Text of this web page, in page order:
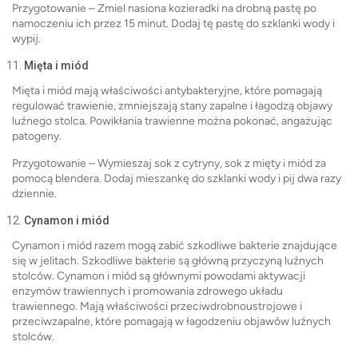
Przygotowanie – Zmiel nasiona kozieradki na drobną pastę po
namoczeniu ich przez 15 minut. Dodaj tę pastę do szklanki wody i
wypij.
Mięta i miód
Mięta i miód mają właściwości antybakteryjne, które pomagają
regulować trawienie, zmniejszają stany zapalne i łagodzą objawy
luźnego stolca. Powikłania trawienne można pokonać, angażując
patogeny.
Przygotowanie – Wymieszaj sok z cytryny, sok z mięty i miód za
pomocą blendera. Dodaj mieszankę do szklanki wody i pij dwa razy
dziennie.
Cynamon i miód
Cynamon i miód razem mogą zabić szkodliwe bakterie znajdujące
się w jelitach. Szkodliwe bakterie są główną przyczyną luźnych
stolców. Cynamon i miód są głównymi powodami aktywacji
enzymów trawiennych i promowania zdrowego układu
trawiennego. Mają właściwości przeciwdrobnoustrojowe i
przeciwzapalne, które pomagają w łagodzeniu objawów luźnych
stolców.